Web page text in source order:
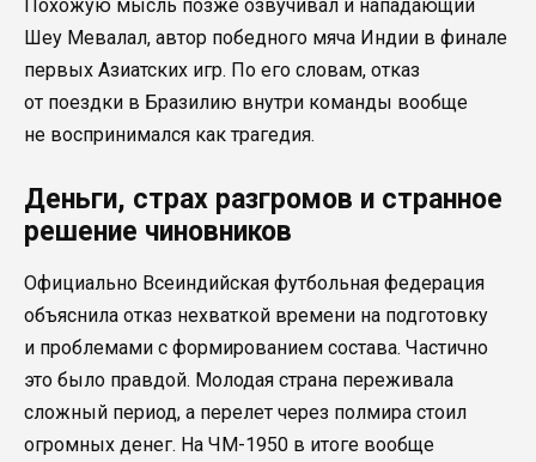
Похожую мысль позже озвучивал и нападающий
Шеу Мевалал, автор победного мяча Индии в финале
первых Азиатских игр. По его словам, отказ
от поездки в Бразилию внутри команды вообще
не воспринимался как трагедия.
Деньги, страх разгромов и странное
решение чиновников
Официально Всеиндийская футбольная федерация
объяснила отказ нехваткой времени на подготовку
и проблемами с формированием состава. Частично
это было правдой. Молодая страна переживала
сложный период, а перелет через полмира стоил
огромных денег. На ЧМ-1950 в итоге вообще